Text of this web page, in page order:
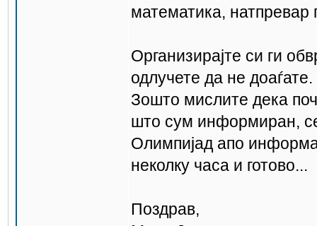
математика, натпревар
Организирајте си ги
одлучете да не доаѓате.
Зошто мислите дека
што сум информиран,
Олимпијад апо
неколку часа и готово...
Поздрав,